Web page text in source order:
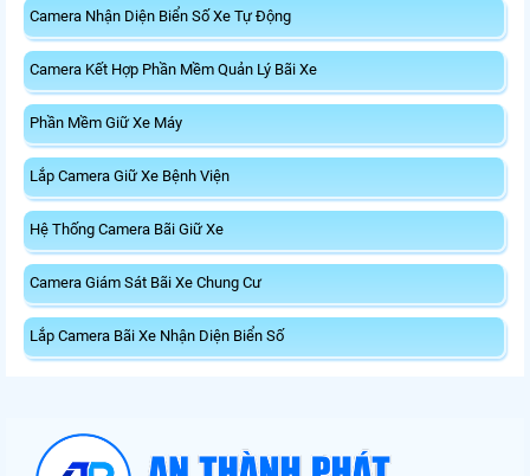
Camera Nhận Diện Biển Số Xe Tự Động
Camera Kết Hợp Phần Mềm Quản Lý Bãi Xe
Phần Mềm Giữ Xe Máy
Lắp Camera Giữ Xe Bệnh Viện
Hệ Thống Camera Bãi Giữ Xe
Camera Giám Sát Bãi Xe Chung Cư
Lắp Camera Bãi Xe Nhận Diện Biển Số